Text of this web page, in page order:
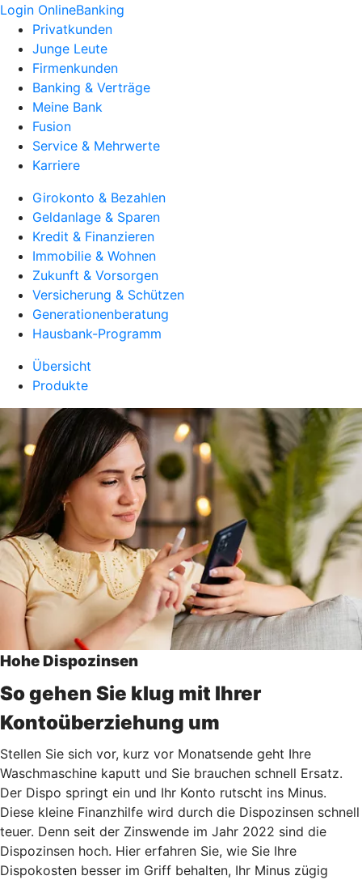
Login OnlineBanking
Privatkunden
Junge Leute
Firmenkunden
Banking & Verträge
Meine Bank
Fusion
Service & Mehrwerte
Karriere
Girokonto & Bezahlen
Geldanlage & Sparen
Kredit & Finanzieren
Immobilie & Wohnen
Zukunft & Vorsorgen
Versicherung & Schützen
Generationenberatung
Hausbank-Programm
Übersicht
Produkte
Hohe Dispozinsen
So gehen Sie klug mit Ihrer
Kontoüberziehung um
Stellen Sie sich vor, kurz vor Monatsende geht Ihre
Waschmaschine kaputt und Sie brauchen schnell Ersatz.
Der Dispo springt ein und Ihr Konto rutscht ins Minus.
Diese kleine Finanzhilfe wird durch die Dispozinsen schnell
teuer. Denn seit der Zinswende im Jahr 2022 sind die
Dispozinsen hoch. Hier erfahren Sie, wie Sie Ihre
Dispokosten besser im Griff behalten, Ihr Minus zügig